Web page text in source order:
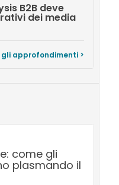
B2B deve
dei media
approfondimenti >
come gli
plasmando il